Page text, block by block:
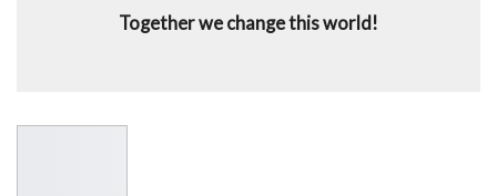
Together we change this world!